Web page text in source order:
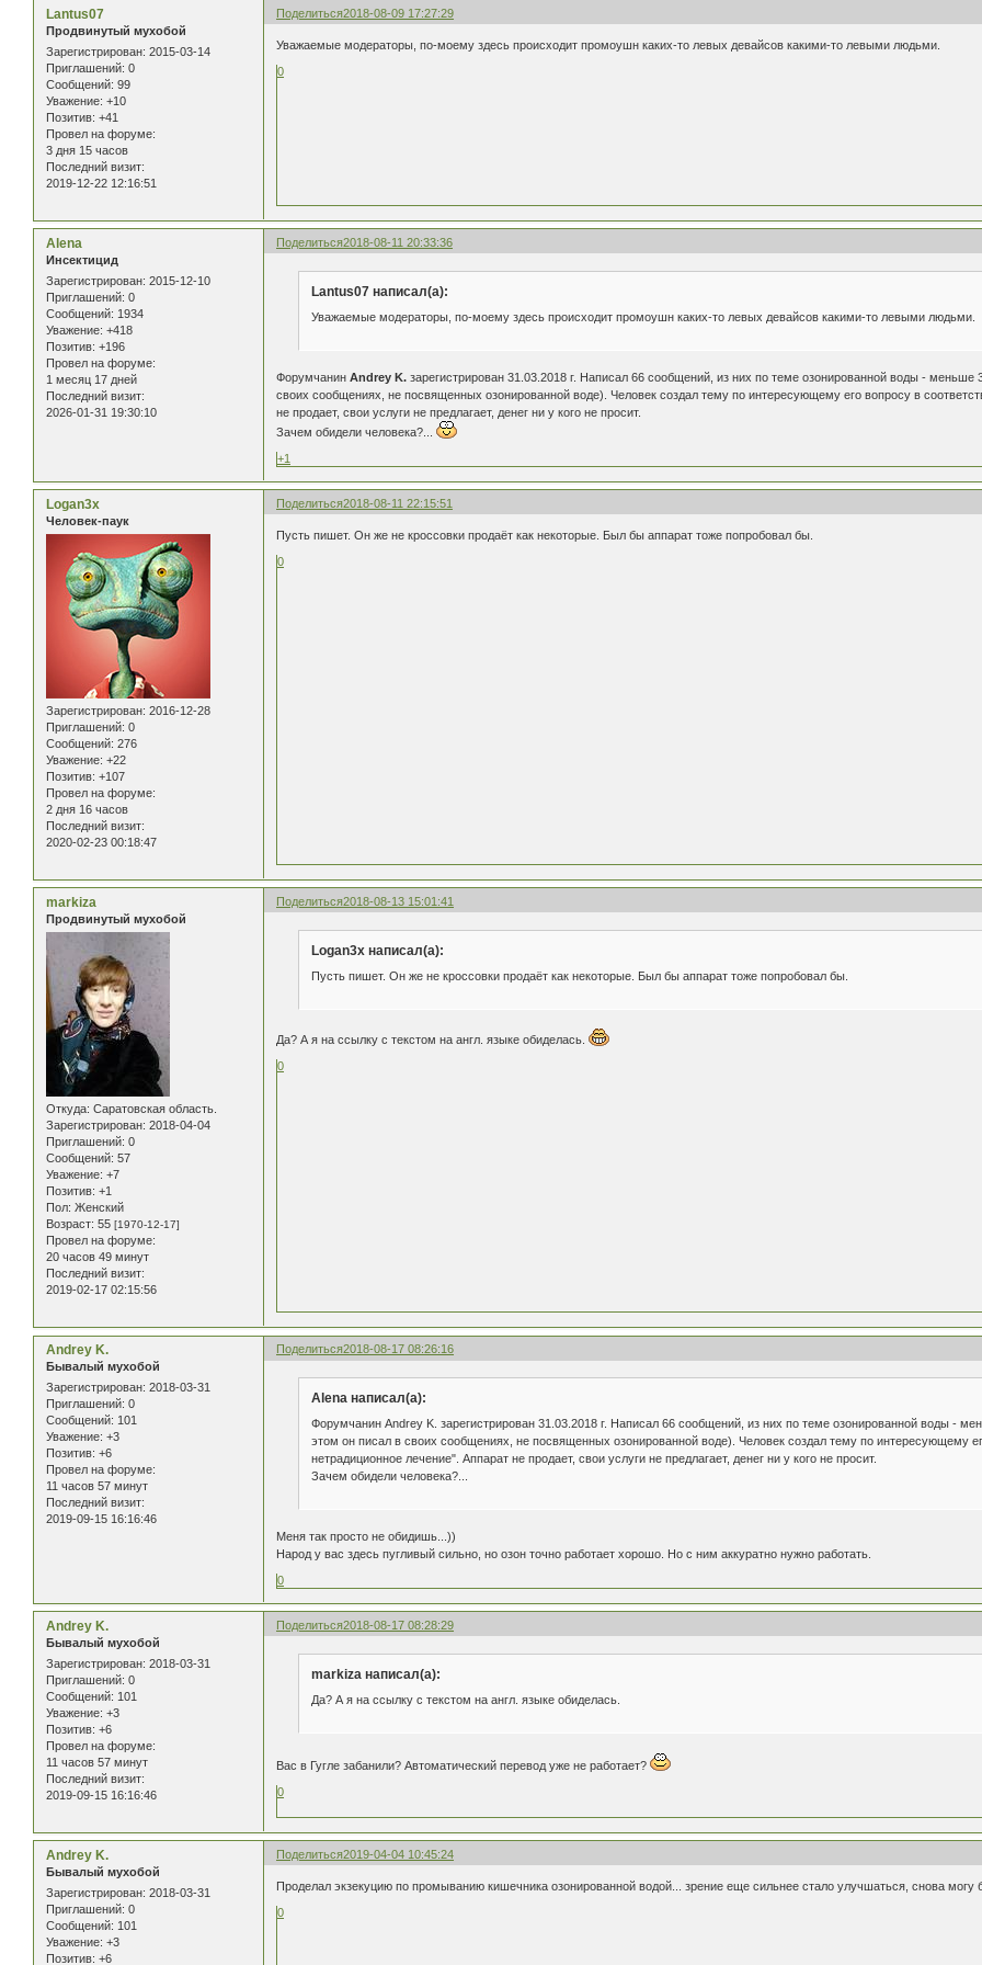
Поделиться2018-08-09 17:27:29
Lantus07
Продвинутый мухобой
Зарегистрирован: 2015-03-14
Приглашений: 0
Сообщений: 99
Уважение: +10
Позитив: +41
Провел на форуме:
3 дня 15 часов
Последний визит:
2019-12-22 12:16:51
Уважаемые модераторы, по-моему здесь происходит промоушн каких-то левых девайсов какими-то левыми людьми.
0
Поделиться2018-08-11 20:33:36
Alena
Инсектицид
Зарегистрирован: 2015-12-10
Приглашений: 0
Сообщений: 1934
Уважение: +418
Позитив: +196
Провел на форуме:
1 месяц 17 дней
Последний визит:
2026-01-31 19:30:10
Lantus07 написал(а):
Уважаемые модераторы, по-моему здесь происходит промоушн каких-то левых девайсов какими-то левыми людьми.
ФорумчанинAndrey K. зарегистрирован 31.03.2018 г. Написал 66 сообщений, из них по теме озонированной воды -
своих сообщениях, не посвященных озонированной воде). Человек создал тему по интересующему его вопросу в
не продает, свои услуги не предлагает, денег ни у кого не просит.
Зачем обидели человека?...
+1
Поделиться2018-08-11 22:15:51
Logan3x
Человек-паук
Зарегистрирован: 2016-12-28
Приглашений: 0
Сообщений: 276
Уважение: +22
Позитив: +107
Провел на форуме:
2 дня 16 часов
Последний визит:
2020-02-23 00:18:47
Пусть пишет. Он же не кроссовки продаёт как некоторые. Был бы аппарат тоже попробовал бы.
0
Поделиться2018-08-13 15:01:41
markiza
Продвинутый мухобой
Откуда: Саратовская область.
Зарегистрирован: 2018-04-04
Приглашений: 0
Сообщений: 57
Уважение: +7
Позитив: +1
Пол: Женский
Возраст: 55 [1970-12-17]
Провел на форуме:
20 часов 49 минут
Последний визит:
2019-02-17 02:15:56
Logan3x написал(а):
Пусть пишет. Он же не кроссовки продаёт как некоторые. Был бы аппарат тоже попробовал бы.
Да? А я на ссылку с текстом на англ. языке обиделась.
0
Поделиться2018-08-17 08:26:16
Andrey K.
Бывалый мухобой
Зарегистрирован: 2018-03-31
Приглашений: 0
Сообщений: 101
Уважение: +3
Позитив: +6
Провел на форуме:
11 часов 57 минут
Последний визит:
2019-09-15 16:16:46
Alena написал(а):
Форумчанин Andrey K. зарегистрирован 31.03.2018 г. Написал 66 сообщений, из них по теме озонированной воды -
этом он писал в своих сообщениях, не посвященных озонированной воде). Человек создал тему по интересующему
нетрадиционное лечение". Аппарат не продает, свои услуги не предлагает, денег ни у кого не просит.
Зачем обидели человека?...
Меня так просто не обидишь...))
Народ у вас здесь пугливый сильно, но озон точно работает хорошо. Но с ним аккуратно нужно работать.
0
Поделиться2018-08-17 08:28:29
Andrey K.
Бывалый мухобой
Зарегистрирован: 2018-03-31
Приглашений: 0
Сообщений: 101
Уважение: +3
Позитив: +6
Провел на форуме:
11 часов 57 минут
Последний визит:
2019-09-15 16:16:46
markiza написал(а):
Да? А я на ссылку с текстом на англ. языке обиделась.
Вас в Гугле забанили? Автоматический перевод уже не работает?
0
Поделиться2019-04-04 10:45:24
Andrey K.
Бывалый мухобой
Зарегистрирован: 2018-03-31
Приглашений: 0
Сообщений: 101
Уважение: +3
Позитив: +6
Проделал экзекуцию по промыванию кишечника озонированной водой... зрение еще сильнее стало улучшаться, снова
0